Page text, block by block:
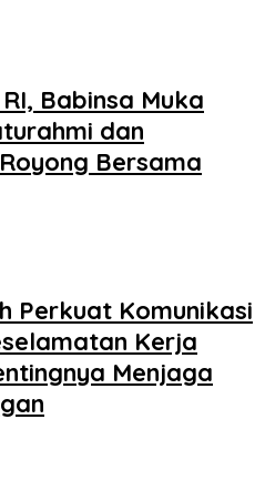
Babinsa Muka
dan
Bersama
Perkuat Komunikasi
Kerja
Menjaga